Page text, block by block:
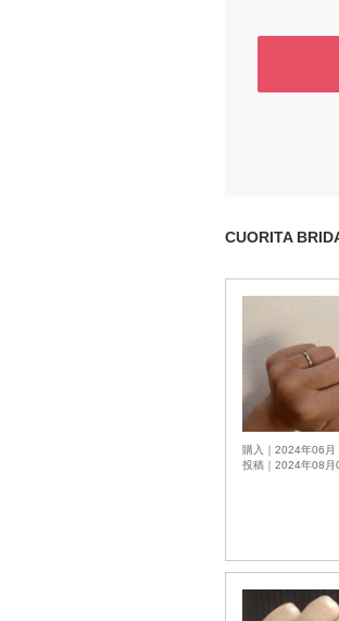
CUORITA
購入｜2024年06月
投稿｜2024年08月